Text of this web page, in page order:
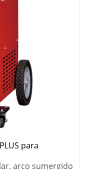
para
arco sumergido